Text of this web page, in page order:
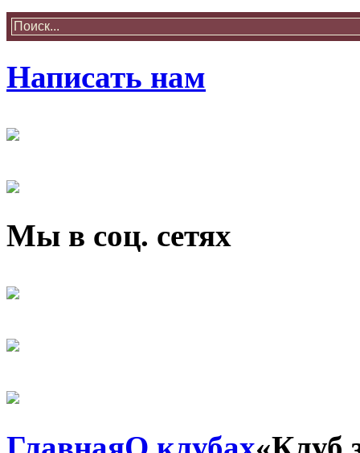
Написать нам
Мы в соц. сетях